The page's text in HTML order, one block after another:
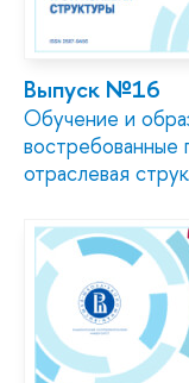
Выпуск №16
Обучение и
востребованные
отраслевая